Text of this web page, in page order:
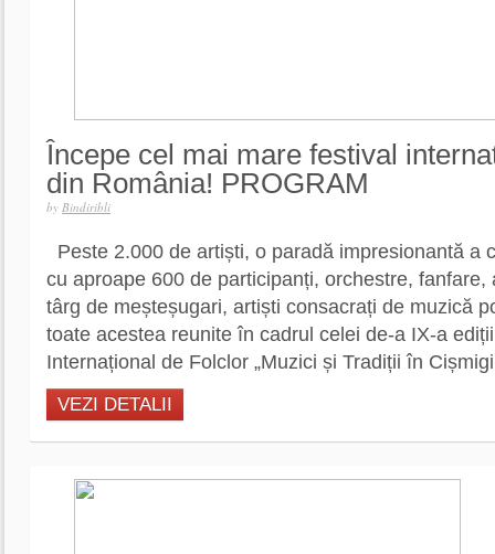
Începe cel mai mare festival
din România! PROGRAM
by Bindiribli
Peste 2.000 de artiști, o paradă impresionantă a
cu aproape 600 de participanți, orchestre, fanfare,
târg de meșteșugari, artiști consacrați de muzică
toate acestea reunite în cadrul celei de-a IX-a
Internațional de Folclor „Muzici și Tradiții în
VEZI DETALII